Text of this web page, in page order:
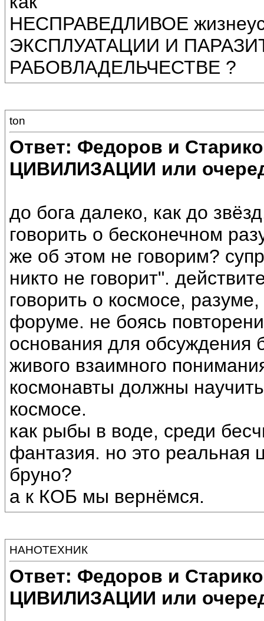
НЕСПРАВЕДЛИВОЕ
ЭКСПЛУАТАЦИИ И
РАБОВЛАДЕЛЬЧЕСТВЕ ?
ton
Ответ: Федоров и
ЦИВИЛИЗАЦИИ или
до бога далеко, как до
говорить о бесконечном
же об этом не говорим?
никто не говорит".
говорить о космосе,
форуме. не боясь
основания для обсуждения
живого взаимного
космонавты должны
космосе.
как рыбы в воде, среди
фантазия. но это реальная
бруно?
а к КОБ мы вернёмся.
НАНОТЕХНИК
Ответ: Федоров и
ЦИВИЛИЗАЦИИ или